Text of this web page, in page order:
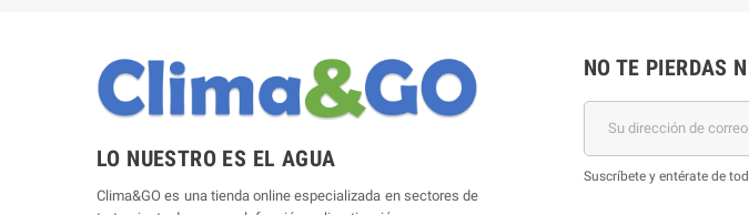
LO NUESTRO ES EL AGUA
Clima&GO es una tienda online especializada en sectores de
NO TE PIERDAS
Suscríbete y entérate de